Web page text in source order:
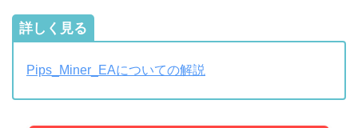
詳しく見る
Pips_Miner_EAについての解説